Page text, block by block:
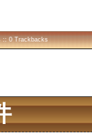
:: 0 Trackbacks